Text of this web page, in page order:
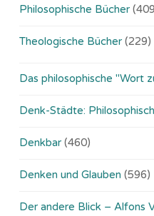
Philosophische Bücher
Theologische Bücher (229)
Das philosophische "Wort
Denk-Städte:
Denkbar (460)
Denken und Glauben (596)
Der andere Blick – Alfons